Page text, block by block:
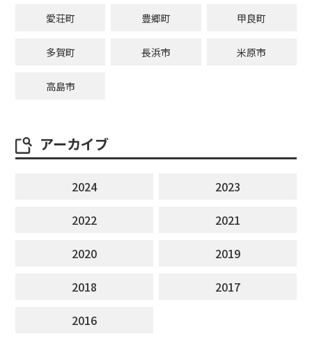
愛荘町 豊郷町 甲良町
多賀町 長浜市 米原市
高島市
アーカイブ
2024
2023
2022
2021
2020
2019
2018
2017
2016